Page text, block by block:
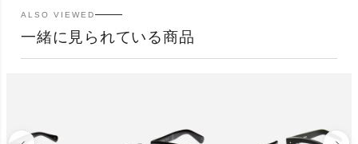
ALSO VIEWED
一緒に見られている商品